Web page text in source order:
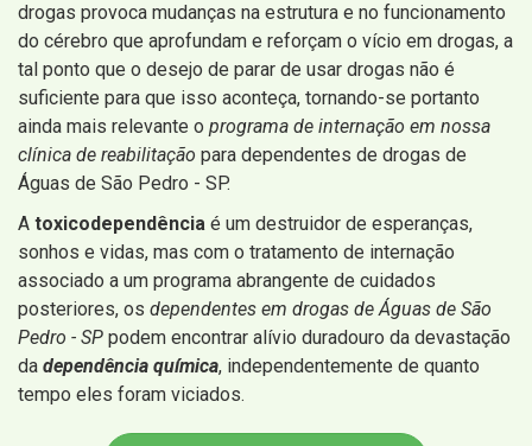
drogas provoca mudanças na estrutura e no funcionamento
do cérebro que aprofundam e reforçam o vício em drogas, a
tal ponto que o desejo de parar de usar drogas não é
suficiente para que isso aconteça, tornando-se portanto
ainda mais relevante o programa de internação em nossa
clínica de reabilitação para dependentes de drogas de
Águas de São Pedro - SP.
A toxicodependência é um destruidor de esperanças,
sonhos e vidas, mas com o tratamento de internação
associado a um programa abrangente de cuidados
posteriores, os dependentes em drogas de Águas de São
Pedro - SP podem encontrar alívio duradouro da devastação
da dependência química, independentemente de quanto
tempo eles foram viciados.